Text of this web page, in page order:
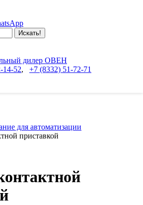
Искать!
дилер ОВЕН
14-52, +7 (8332) 51-72-71
для автоматизации
приставкой